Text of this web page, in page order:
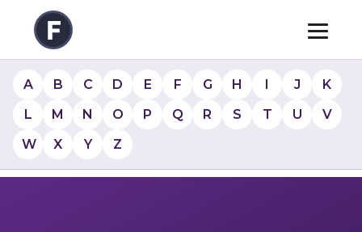
A B C D E F G H I J
K
L
M N O P Q R S T U
V
W
X Y Z